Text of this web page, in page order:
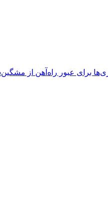
برای عبور راه‌آهن از